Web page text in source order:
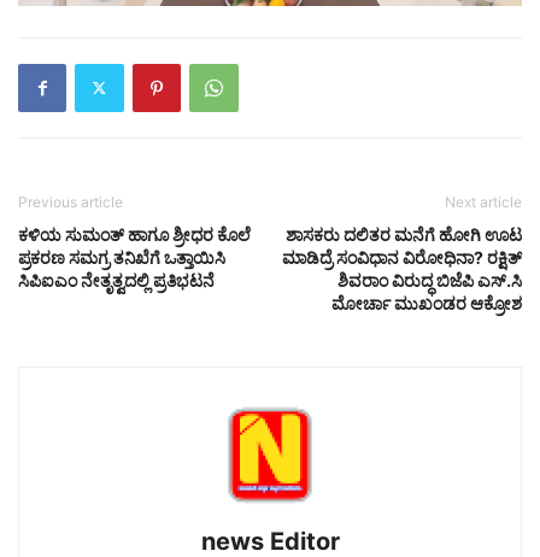
Previous article
ಕಳಿಯ ಸುಮಂತ್ ಹಾಗೂ ಶ್ರೀಧರ ಕೊಲೆ
ಪ್ರಕರಣ ಸಮಗ್ರ ತನಿಖೆಗೆ ಒತ್ತಾಯಿಸಿ
ಸಿಪಿಐಎಂ ನೇತೃತ್ವದಲ್ಲಿ ಪ್ರತಿಭಟನೆ
Next article
ಶಾಸಕರು ದಲಿತರ ಮನೆಗೆ ಹೋಗಿ ಊಟ
ಮಾಡಿದ್ರೆ ಸಂವಿಧಾನ ವಿರೋಧಿನಾ? ರಕ್ಷಿತ್
ಶಿವರಾಂ ವಿರುದ್ಧ ಬಿಜೆಪಿ ಎಸ್.ಸಿ
ಮೋರ್ಚಾ ಮುಖಂಡರ ಆಕ್ರೋಶ
news Editor